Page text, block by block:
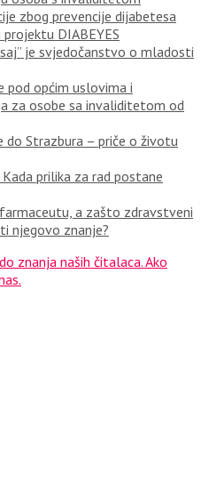
zbog prevencije dijabetesa
DIABEYES
je svjedočanstvo o mladosti
pod općim uslovima i
za osobe sa invaliditetom od
do Strazbura – priče o životu
prilika za rad postane
a zašto zdravstveni
njegovo znanje?